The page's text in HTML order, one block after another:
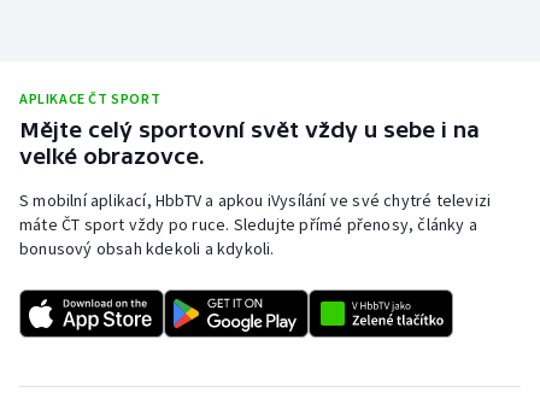
Sportovní střelba
Stolní tenis
Triatlon
Vodní slalom
Volejbal
APLIKACE ČT SPORT
Mějte celý sportovní svět vždy u sebe i na
velké obrazovce.
S mobilní aplikací, HbbTV a apkou iVysílání ve své chytré televizi
máte ČT sport vždy po ruce. Sledujte přímé přenosy, články a
bonusový obsah kdekoli a kdykoli.